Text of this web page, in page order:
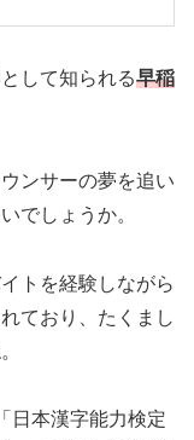
して知られる早稲
ンサーの夢を追い
でしょうか。
トを経験しながら
ており、たくまし
日本漢字能力検定